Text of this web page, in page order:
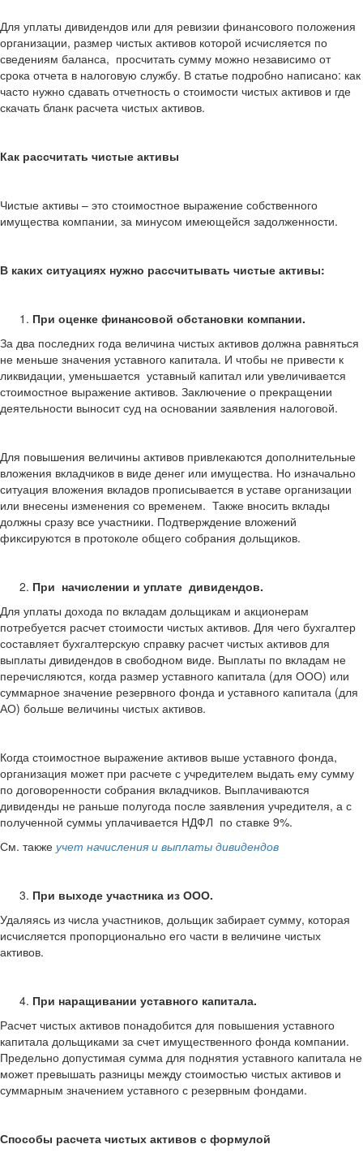
Для уплаты дивидендов или для ревизии финансового положения
организации, размер чистых активов которой исчисляется по
сведениям баланса, просчитать сумму можно независимо от
срока отчета в налоговую службу. В статье подробно написано: как
часто нужно сдавать отчетность о стоимости чистых активов и где
скачать бланк расчета чистых активов.
Как рассчитать чистые активы
Чистые активы – это стоимостное выражение собственного
имущества компании, за минусом имеющейся задолженности.
В каких ситуациях нужно рассчитывать чистые активы:
При оценке финансовой обстановки компании.
За два последних года величина чистых активов должна равняться
не меньше значения уставного капитала. И чтобы не привести к
ликвидации, уменьшается уставный капитал или увеличивается
стоимостное выражение активов. Заключение о прекращении
деятельности выносит суд на основании заявления налоговой.
Для повышения величины активов привлекаются дополнительные
вложения вкладчиков в виде денег или имущества. Но изначально
ситуация вложения вкладов прописывается в уставе организации
или внесены изменения со временем. Также вносить вклады
должны сразу все участники. Подтверждение вложений
фиксируются в протоколе общего собрания дольщиков.
При начислении и уплате дивидендов.
Для уплаты дохода по вкладам дольщикам и акционерам
потребуется расчет стоимости чистых активов. Для чего бухгалтер
составляет бухгалтерскую справку расчет чистых активов для
выплаты дивидендов в свободном виде. Выплаты по вкладам не
перечисляются, когда размер уставного капитала (для ООО) или
суммарное значение резервного фонда и уставного капитала (для
АО) больше величины чистых активов.
Когда стоимостное выражение активов выше уставного фонда,
организация может при расчете с учредителем выдать ему сумму
по договоренности собрания вкладчиков. Выплачиваются
дивиденды не раньше полугода после заявления учредителя, а с
полученной суммы уплачивается НДФЛ по ставке 9%.
См. также учет начисления и выплаты дивидендов
При выходе участника из ООО.
Удаляясь из числа участников, дольщик забирает сумму, которая
исчисляется пропорционально его части в величине чистых
активов.
При наращивании уставного капитала.
Расчет чистых активов понадобится для повышения уставного
капитала дольщиками за счет имущественного фонда компании.
Предельно допустимая сумма для поднятия уставного капитала не
может превышать разницы между стоимостью чистых активов и
суммарным значением уставного с резервным фондами.
Способы расчета чистых активов с формулой